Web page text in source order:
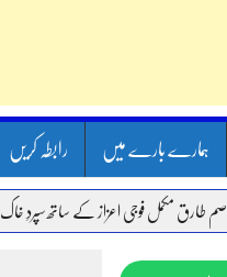
ہمارے بارے میں رابطہ کریں
مکمل فوجی اعزاز کے ساتھ سپردِ خاک